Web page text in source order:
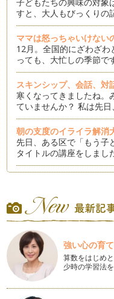
すと、大人もびっくりの
ママは怒っちゃいけない
12月。全国的にざわざわ
っても、大忙しの季節で
スキンシップ、会話、対
寒くなってきましたね。
ていませんか？ 私は先
朝の支度のイライラ解消
先日、ある区で「もう子
タイトルの講座をしまし
話してくれなくて…」…
誰とでも仲良く遊べない
同年齢の子どもたちの中
か行けない子がいますね
子どもの言い分、どこま
先日子育てに関するトー
「子どもの言うことをき
強い心の育
算数をはじめ
少時の学習法